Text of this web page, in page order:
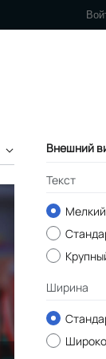
Внешний
Текст
Мелкий
Ширина
Широко